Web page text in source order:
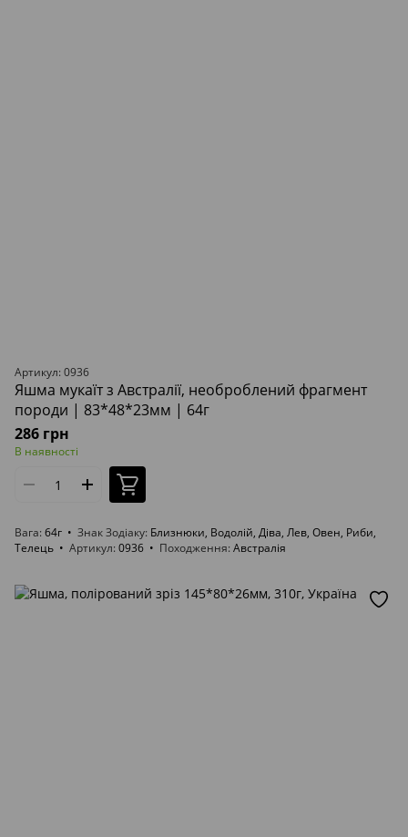
Артикул: 0936
Яшма мукаїт з Австралії, необроблений фрагмент
породи | 83*48*23мм | 64г
286 грн
В наявності
Вага 64г Знак Зодіаку Близнюки, Водолій, Діва, Лев, Овен, Риби,
Телець
Артикул 0936 Походження Австралія